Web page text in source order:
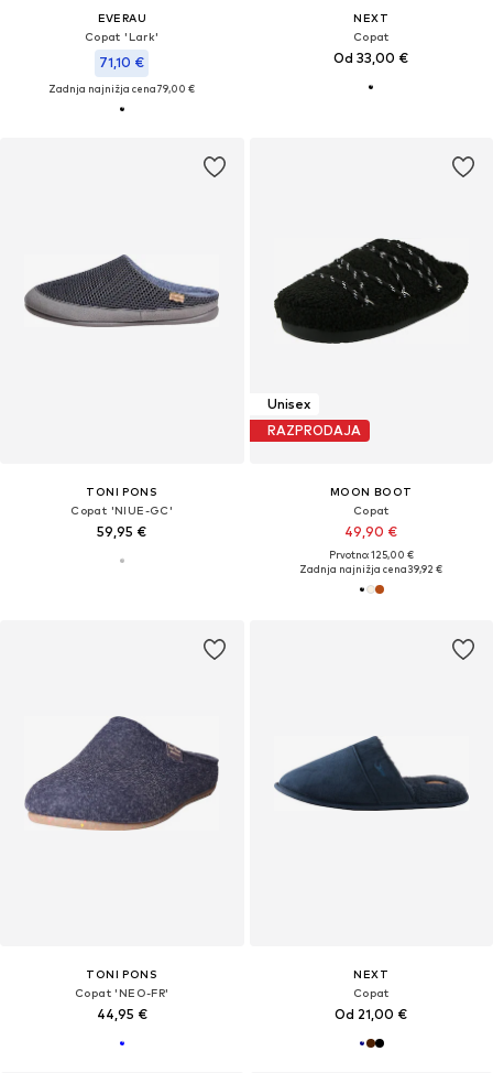
EVERAU
Copat 'Lark'
71,10 €
Zadnja najnižja cena79,00 €
NEXT
Copat
Od 33,00 €
TONI PONS
Copat 'NIUE-GC'
59,95 €
Unisex
RAZPRODAJA
MOON BOOT
Copat
49,90 €
Prvotno: 125,00 €
Zadnja najnižja cena39,92 €
TONI PONS
Copat 'NEO-FR'
44,95 €
NEXT
Copat
Od 21,00 €